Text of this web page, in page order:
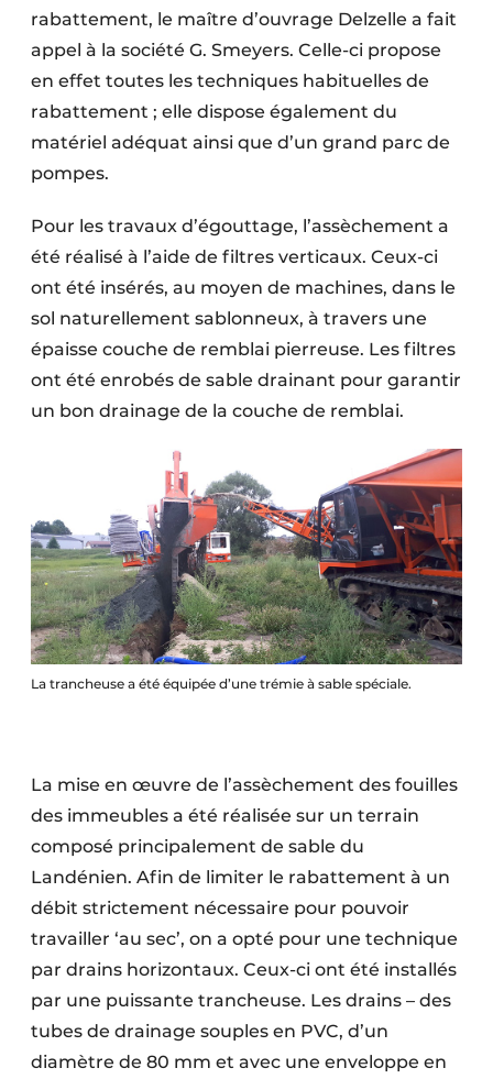
rabattement, le maître d’ouvrage Delzelle a fait
appel à la société G. Smeyers. Celle-ci propose
en effet toutes les techniques habituelles de
rabattement ; elle dispose également du
matériel adéquat ainsi que d’un grand parc de
pompes.
Pour les travaux d’égouttage, l’assèchement a
été réalisé à l’aide de filtres verticaux. Ceux-ci
ont été insérés, au moyen de machines, dans le
sol naturellement sablonneux, à travers une
épaisse couche de remblai pierreuse. Les filtres
ont été enrobés de sable drainant pour garantir
un bon drainage de la couche de remblai.
La trancheuse a été équipée d’une trémie à sable spéciale.
La mise en œuvre de l’assèchement des fouilles
des immeubles a été réalisée sur un terrain
composé principalement de sable du
Landénien. Afin de limiter le rabattement à un
débit strictement nécessaire pour pouvoir
travailler ‘au sec’, on a opté pour une technique
par drains horizontaux. Ceux-ci ont été installés
par une puissante trancheuse. Les drains – des
tubes de drainage souples en PVC, d’un
diamètre de 80 mm et avec une enveloppe en